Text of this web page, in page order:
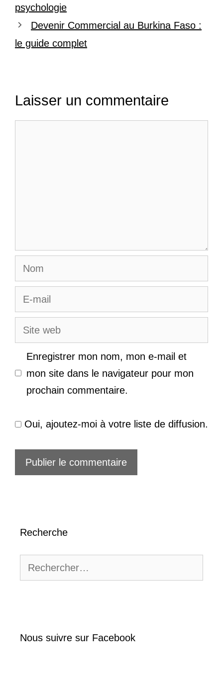
psychologie
Devenir Commercial au Burkina Faso :
le guide complet
Laisser un commentaire
Nom
E-
mail
Site
web
Enregistrer mon nom, mon e-mail et
mon site dans le navigateur pour mon
prochain commentaire.
Oui, ajoutez-moi à votre liste de diffusion.
Recherche
Nous suivre sur Facebook